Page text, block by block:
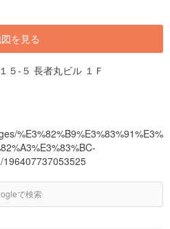
を見る
５-５ 長者丸ビル １Ｆ
%E3%82%B9%E3%83%91%E3%
196407737053525
で検索